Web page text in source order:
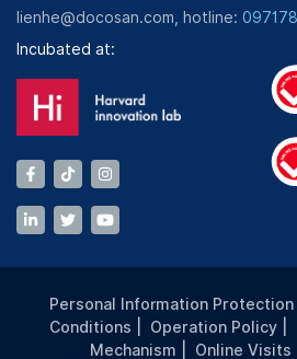
lienhe@docosan.com, hotline:
Incubated at:
Personal Information Protection
Conditions
Operation Policy
Mechanism
Online Visits